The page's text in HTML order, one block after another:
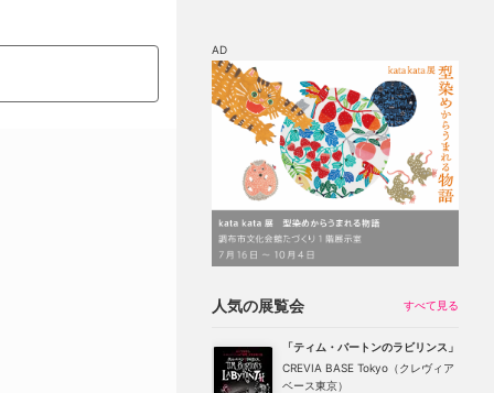
チケット割引
AD
人気の展覧会 すべて見る
「ティム・バートンのラビリンス」
CREVIA BASE Tokyo（クレヴィア
ベース東京）